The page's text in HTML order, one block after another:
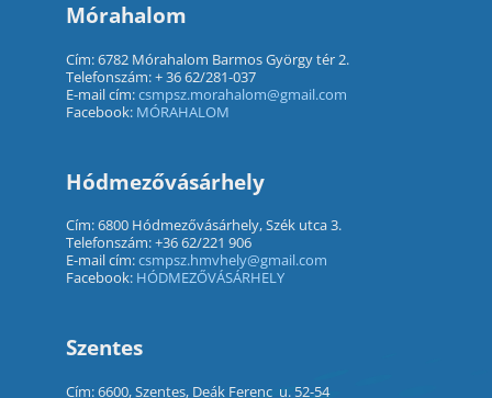
Mórahalom
Cím: 6782 Mórahalom Barmos György tér 2.
Telefonszám: + 36 62/281-037
E-mail cím:csmpsz.morahalom@gmail.com
Facebook: MÓRAHALOM
Hódmezővásárhely
Cím: 6800 Hódmezővásárhely, Szék utca 3.
Telefonszám: +36 62/221 906
E-mail cím:csmpsz.hmvhely@gmail.com
Facebook: HÓDMEZŐVÁSÁRHELY
Szentes
Cím: 6600, Szentes, Deák Ferenc u. 52-54